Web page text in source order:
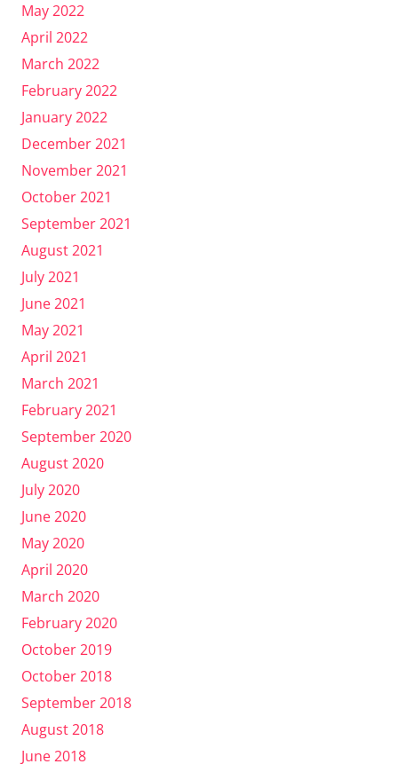
May 2022
April 2022
March 2022
February 2022
January 2022
December 2021
November 2021
October 2021
September 2021
August 2021
July 2021
June 2021
May 2021
April 2021
March 2021
February 2021
September 2020
August 2020
July 2020
June 2020
May 2020
April 2020
March 2020
February 2020
October 2019
October 2018
September 2018
August 2018
June 2018